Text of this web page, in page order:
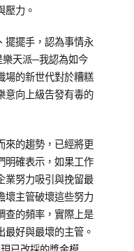
壓力。
擺擺手，認為事情永
天派─我認為如今
場的新世代對於糟糕
意向上級告發有毒的
來的趨勢，已經將更
明確表示，如果工作
業努力吸引與挽留最
壞主管破壞這些努力
查的頻率，實際上是
最好與最壞的主管。